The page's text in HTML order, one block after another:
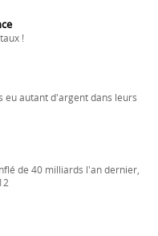
!
eu autant d'argent dans leurs
de 40 milliards l'an dernier,